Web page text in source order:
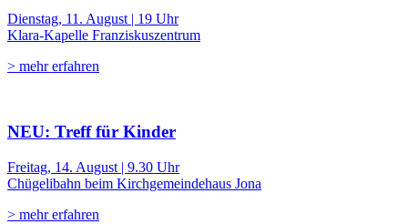
Dienstag, 11. August | 19 Uhr
Klara-Kapelle Franziskuszentrum
> mehr erfahren
NEU: Treff für Kinder
Freitag, 14. August | 9.30 Uhr
Chügelibahn beim Kirchgemeindehaus Jona
> mehr erfahren